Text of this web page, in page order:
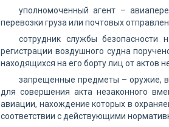
уполномоченный агент –
перевозки груза или почтовых
сотрудник службы безопасности
регистрации воздушного судна
находящихся на его борту лиц от актов
запрещенные предметы – оружие,
для совершения акта незаконного
авиации, нахождение которых в
соответствии с действующими